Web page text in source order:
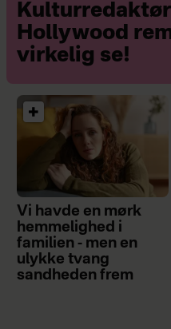
Hollywood
virkelig se!
Vi havde en mørk
hemmelighed i
familien - men en
ulykke tvang
sandheden frem